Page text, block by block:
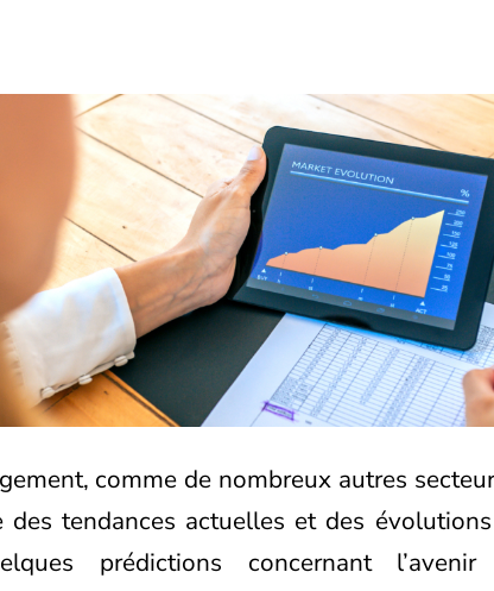
comme de nombreux autres
tendances actuelles et des
prédictions concernant